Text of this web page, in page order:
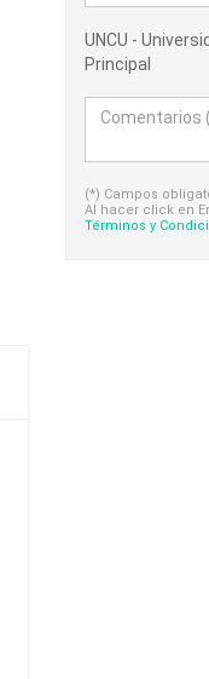
UNCU -
Principal
(*) Campos
Al hacer click en
Términos y